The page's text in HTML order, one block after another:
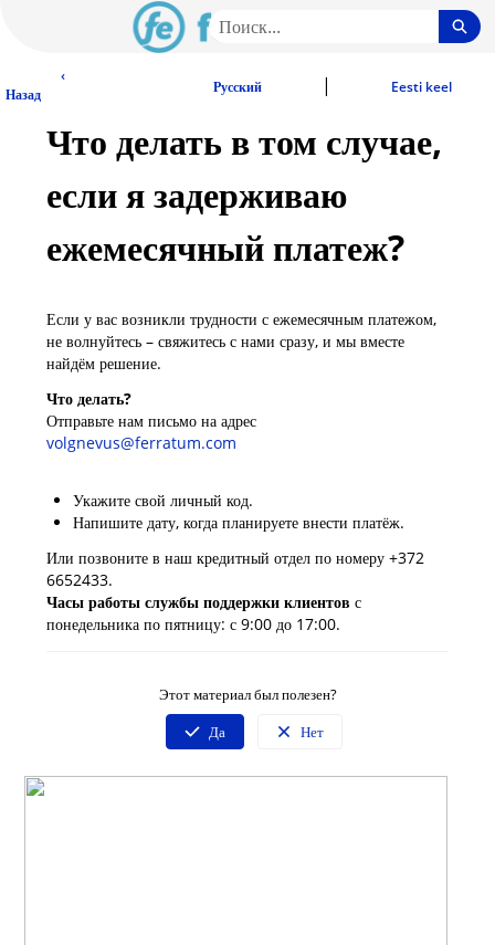
содержимому
‹
Назад
Русский | Eesti keel
Что делать в том случае,
если я задерживаю
ежемесячный платеж?
Если у вас возникли трудности с ежемесячным платежом,
не волнуйтесь – свяжитесь с нами сразу, и мы вместе
найдём решение.
Что делать?
Отправьте нам письмо на адрес
volgnevus@ferratum.com
Укажите свой личный код.
Напишите дату, когда планируете внести платёж.
Или позвоните в наш кредитный отдел по номеру +372
6652433.
Часы работы службы поддержки клиентов с
понедельника по пятницу: с 9:00 до 17:00.
Этот материал был полезен?
Да
Нет